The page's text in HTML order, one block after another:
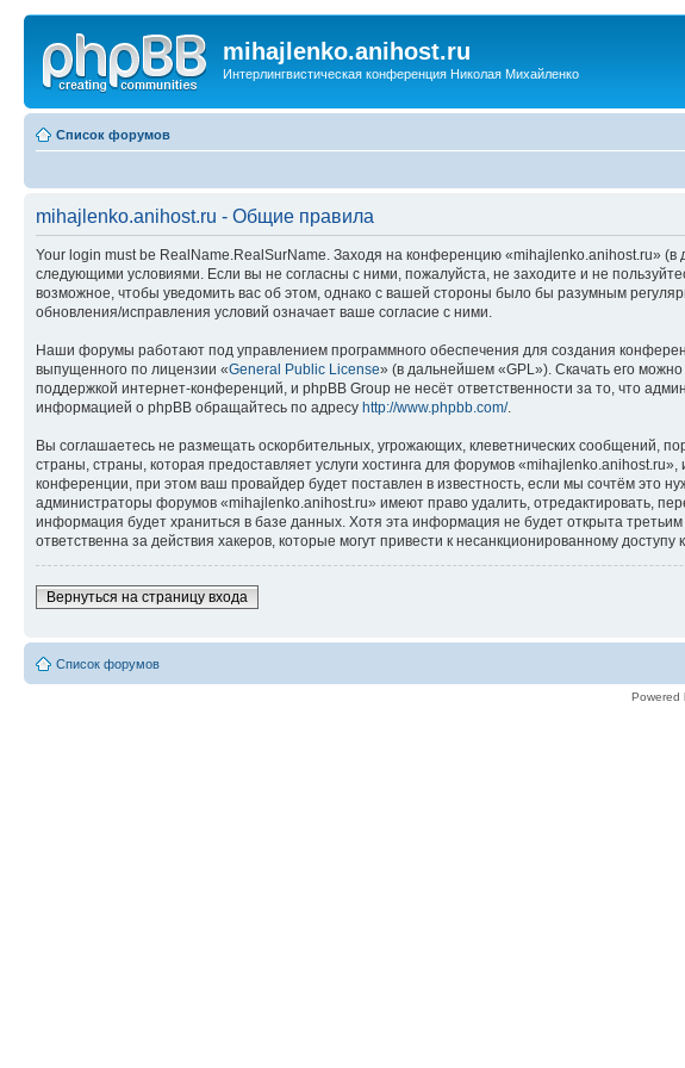
mihajlenko.anihost.ru
Интерлингвистическая конференция Николая Михайленко
Список форумов
mihajlenko.anihost.ru - Общие правила
Your login must be RealName.RealSurName. Заходя на конференцию «mihajlenko.anihost.ru»
следующими условиями. Если вы не согласны с ними, пожалуйста, не заходите и не
возможное, чтобы уведомить вас об этом, однако с вашей стороны было бы разумным
обновления/исправления условий означает ваше согласие с ними.
Наши форумы работают под управлением программного обеспечения для создания
выпущенного по лицензии «General Public License» (в дальнейшем «GPL»). Скачать его
поддержкой интернет-конференций, и phpBB Group не несёт ответственности за то, что
информацией о phpBB обращайтесь по адресу http://www.phpbb.com/.
Вы соглашаетесь не размещать оскорбительных, угрожающих, клеветнических сообщений,
страны, страны, которая предоставляет услуги хостинга для форумов
конференции, при этом ваш провайдер будет поставлен в известность, если мы сочтём это
администраторы форумов «mihajlenko.anihost.ru» имеют право удалить, отредактировать,
информация будет храниться в базе данных. Хотя эта информация не будет открыта
ответственна за действия хакеров, которые могут привести к несанкционированному доступу к
Вернуться на страницу входа
Список форумов
Powered